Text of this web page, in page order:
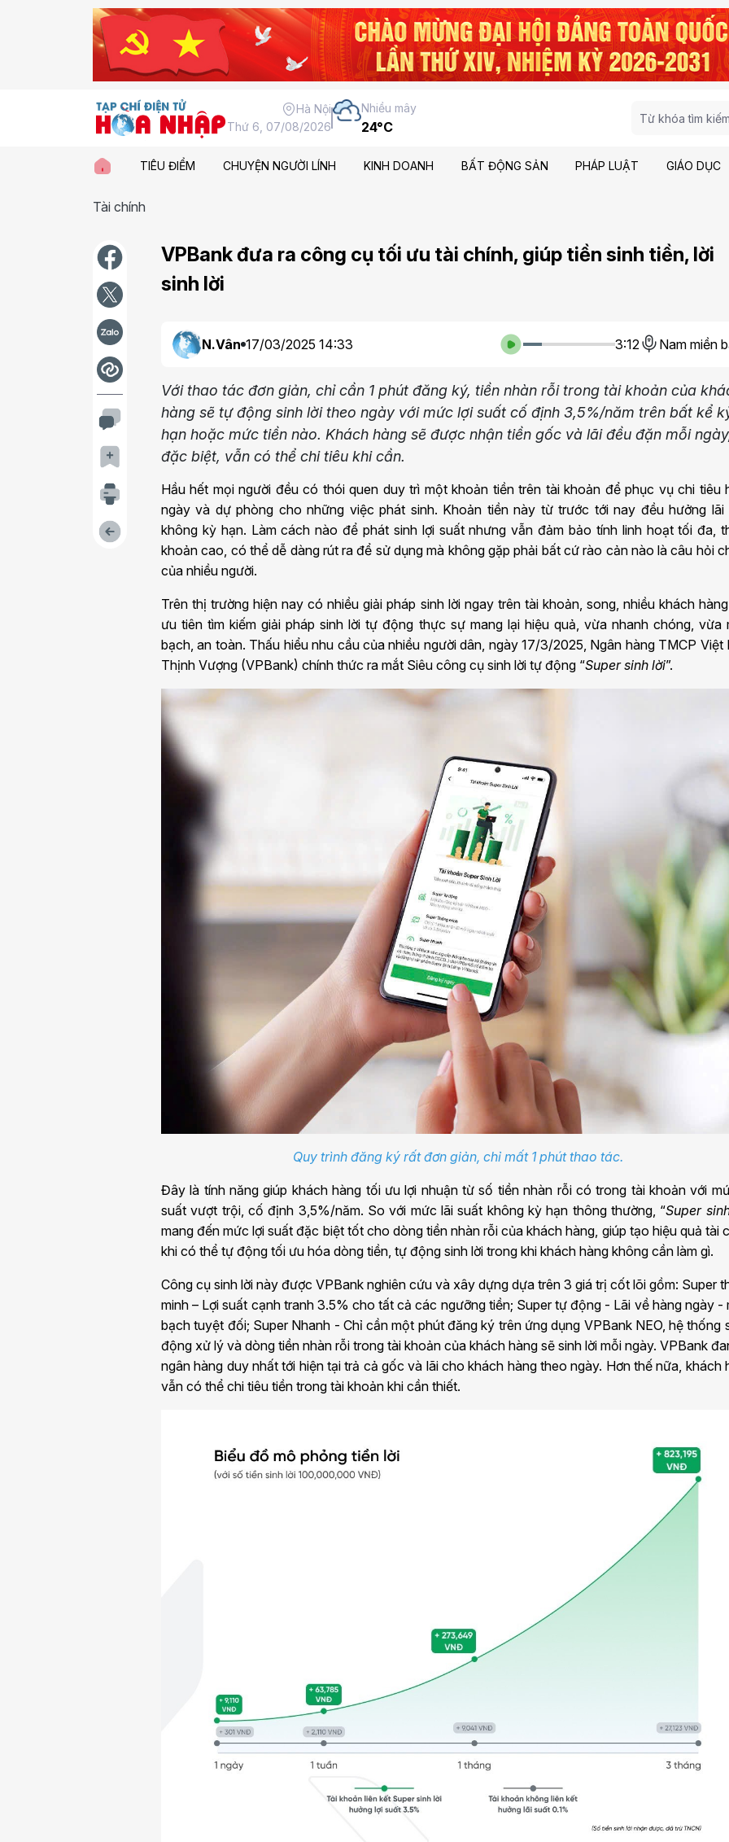
Hà Nội
Thứ 6, 07/08/2026
Nhiều mây
24°C
TIÊU ĐIỂM CHUYỆN NGƯỜI LÍNH KINH DOANH BẤT ĐỘNG SẢN PHÁP LUẬT GIÁO DỤC
Tài chính
VPBank đưa ra công cụ tối ưu tài chính, giúp tiền sinh tiền, lời
sinh lời
N.Vân 17/03/2025 14:33 3:12 Nam miền
Với thao tác đơn giản, chỉ cần 1 phút đăng ký, tiền nhàn rỗi trong tài khoản của
hàng sẽ tự động sinh lời theo ngày với mức lợi suất cố định 3,5%/năm trên bất kể
hạn hoặc mức tiền nào. Khách hàng sẽ được nhận tiền gốc và lãi đều đặn mỗi
đặc biệt, vẫn có thể chi tiêu khi cần.
Hầu hết mọi người đều có thói quen duy trì một khoản tiền trên tài khoản để phục vụ chi tiêu
ngày và dự phòng cho những việc phát sinh. Khoản tiền này từ trước tới nay đều hưởng lãi
không kỳ hạn. Làm cách nào để phát sinh lợi suất nhưng vẫn đảm bảo tính linh hoạt tối đa,
khoản cao, có thể dễ dàng rút ra để sử dụng mà không gặp phải bất cứ rào cản nào là câu hỏi
của nhiều người.
Trên thị trường hiện nay có nhiều giải pháp sinh lời ngay trên tài khoản, song, nhiều khách
ưu tiên tìm kiếm giải pháp sinh lời tự động thực sự mang lại hiệu quả, vừa nhanh chóng, vừa
bạch, an toàn. Thấu hiểu nhu cầu của nhiều người dân, ngày 17/3/2025, Ngân hàng TMCP Việt
Thịnh Vượng (VPBank) chính thức ra mắt Siêu công cụ sinh lời tự động “Super sinh lời”.
Quy trình đăng ký rất đơn giản, chỉ mất 1 phút thao tác.
Đây là tính năng giúp khách hàng tối ưu lợi nhuận từ số tiền nhàn rỗi có trong tài khoản với
suất vượt trội, cố định 3,5%/năm. So với mức lãi suất không kỳ hạn thông thường, “Super
mang đến mức lợi suất đặc biệt tốt cho dòng tiền nhàn rỗi của khách hàng, giúp tạo hiệu quả tài
khi có thể tự động tối ưu hóa dòng tiền, tự động sinh lời trong khi khách hàng không cần làm gì.
Công cụ sinh lời này được VPBank nghiên cứu và xây dựng dựa trên 3 giá trị cốt lõi gồm: Super
minh – Lợi suất cạnh tranh 3.5% cho tất cả các ngưỡng tiền; Super tự động - Lãi về hàng ngày -
bạch tuyệt đối; Super Nhanh - Chỉ cần một phút đăng ký trên ứng dụng VPBank NEO, hệ thống
động xử lý và dòng tiền nhàn rỗi trong tài khoản của khách hàng sẽ sinh lời mỗi ngày. VPBank
ngân hàng duy nhất tới hiện tại trả cả gốc và lãi cho khách hàng theo ngày. Hơn thế nữa, khách
vẫn có thể chi tiêu tiền trong tài khoản khi cần thiết.